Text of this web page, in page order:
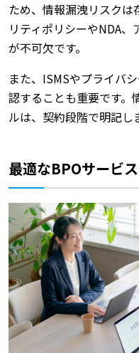
ため、情報漏洩リスクは
リティポリシーやNDA
が不可欠です。
また、ISMSやプライバ
認することも重要です。
ルは、契約段階で明記し
最適なBPOサービ